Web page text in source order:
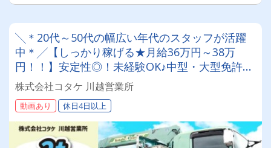
╲＊20代～50代の幅広い年代のスタッフが活躍
中＊╱【しっかり稼げる★月給36万円～38万
円！！】安定性◎！未経験OK♪中型・大型免許の
資格取得支援制度あり★【免許をお持ちの方歓
迎！2t平車ドライバー大募集♪】
株式会社コタケ 川越営業所
動画あり 休日4日以上